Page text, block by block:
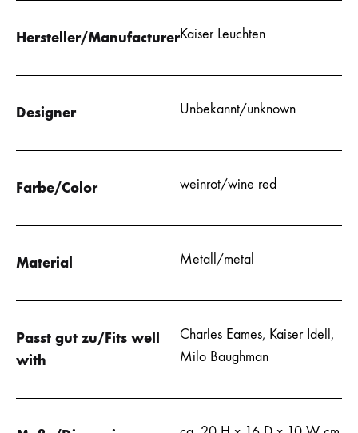
Hersteller/ManufacturerKaiser Leuchten
Designer Unbekannt/unknown
Farbe/Color weinrot/wine red
Material Metall/metal
Passt gut zu/Fits well
with
Charles Eames, Kaiser Idell ,
Milo Baughman